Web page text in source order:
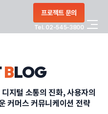
프로젝트 문의
Tel. 02-545-3800
BLOG
지털 소통의 진화, 사용자의
커머스 커뮤니케이션 전략